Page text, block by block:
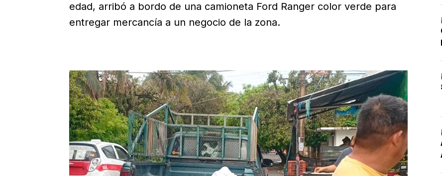
edad, arribó a bordo de una camioneta Ford Ranger color verde para
entregar mercancía a un negocio de la zona.